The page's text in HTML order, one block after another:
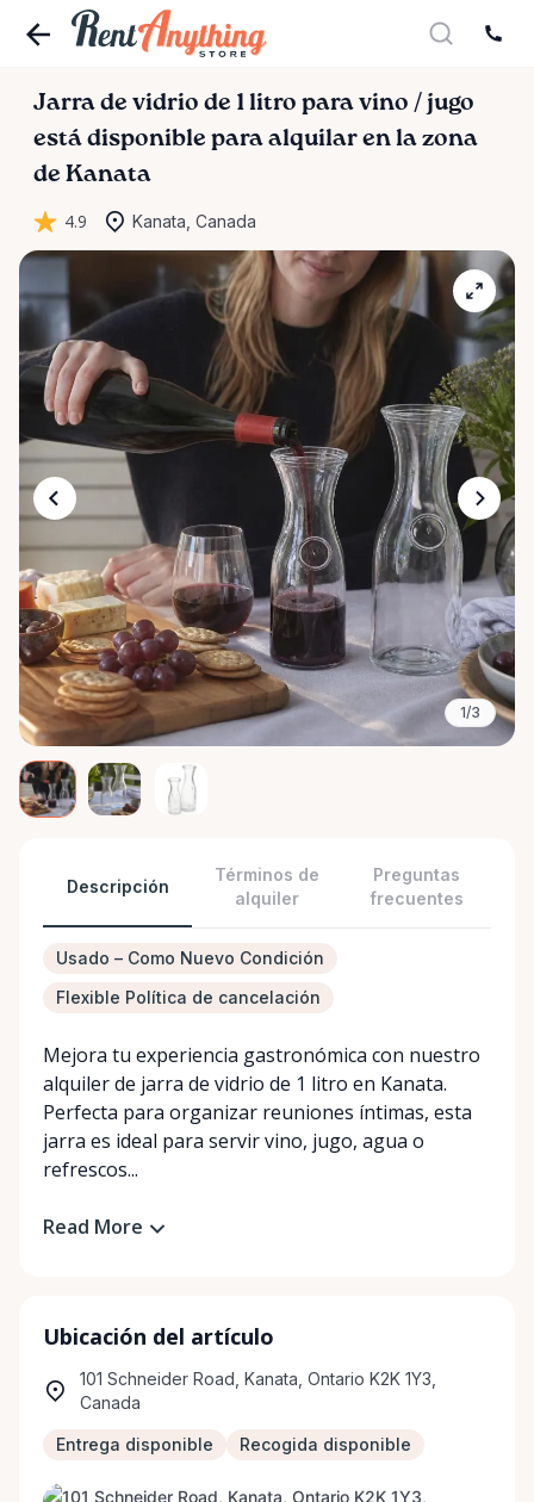
Jarra de vidrio de 1 litro para vino ​/​ jugo
está disponible para alquilar en la zona
de Kanata
4.9 Kanata, Canada
1/3
Descripción
Términos de
alquiler
Preguntas
frecuentes
Usado – Como Nuevo Condición
Flexible Política de cancelación
Mejora tu experiencia gastronómica con nuestro
alquiler de jarra de vidrio de 1 litro en Kanata.
Perfecta para organizar reuniones íntimas, esta
jarra es ideal para servir vino, jugo, agua o
refrescos...
Read More
Ubicación del artículo
101 Schneider Road, Kanata, Ontario K2K 1Y3,
Canada
Entrega disponible Recogida disponible